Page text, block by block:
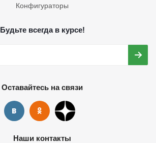
Конфигураторы
Будьте всегда в курсе!
Оставайтесь на связи
Наши контакты